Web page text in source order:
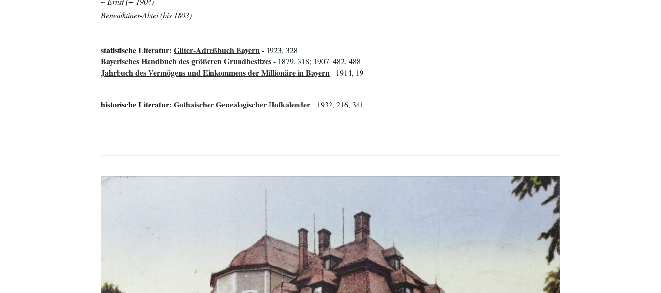
Benediktiner-Abtei (bis 1803)
statistische Literatur:Güter-Adreßbuch Bayern- 1923, 328
Bayerisches Handbuch des größeren Grundbesitzes- 1879, 318; 1907, 482, 488
Jahrbuch des Vermögens und Einkommens der Millionäre in Bayern- 1914, 19
historische Literatur:Gothaischer Genealogischer Hofkalender- 1932, 216, 341